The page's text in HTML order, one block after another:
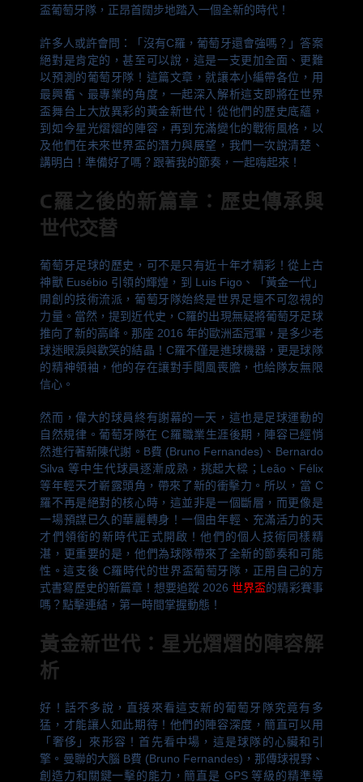
盃葡萄牙隊，正昂首闊步地踏入一個全新的時代！
許多人或許會問：「沒有C羅，葡萄牙還會強嗎？」答案
絕對是肯定的，甚至可以說，這是一支更加全面、更難
以預測的葡萄牙隊！這篇文章，就讓本小編帶各位，用
最興奮、最專業的角度，一起深入解析這支即將在世界
盃舞台上大放異彩的黃金新世代！從他們的歷史底蘊，
到如今星光熠熠的陣容，再到充滿變化的戰術風格，以
及他們在未來世界盃的潛力與展望，我們一次說清楚、
講明白！準備好了嗎？跟著我的節奏，一起嗨起來！
C羅之後的新篇章：歷史傳承與
世代交替
葡萄牙足球的歷史，可不是只有近十年才精彩！從上古
神獸 Eusébio 引領的輝煌，到 Luis Figo、「黃金一代」
開創的技術流派，葡萄牙隊始終是世界足壇不可忽視的
力量。當然，提到近代史，C羅的出現無疑將葡萄牙足球
推向了新的高峰。那座 2016 年的歐洲盃冠軍，是多少老
球迷眼淚與歡笑的結晶！C羅不僅是進球機器，更是球隊
的精神領袖，他的存在讓對手聞風喪膽，也給隊友無限
信心。
然而，偉大的球員終有謝幕的一天，這也是足球運動的
自然規律。葡萄牙隊在 C羅職業生涯後期，陣容已經悄
然進行著新陳代謝。B費 (Bruno Fernandes)、Bernardo
Silva 等中生代球員逐漸成熟，挑起大樑；Leão、Félix
等年輕天才嶄露頭角，帶來了新的衝擊力。所以，當 C
羅不再是絕對的核心時，這並非是一個斷層，而更像是
一場預謀已久的華麗轉身！一個由年輕、充滿活力的天
才們領銜的新時代正式開啟！他們的個人技術同樣精
湛，更重要的是，他們為球隊帶來了全新的節奏和可能
性。這支後 C羅時代的世界盃葡萄牙隊，正用自己的方
式書寫歷史的新篇章！想要追蹤 2026世界盃的精彩賽事
嗎？點擊連結，第一時間掌握動態！
黃金新世代：星光熠熠的陣容解
析
好！話不多說，直接來看這支新的葡萄牙隊究竟有多
猛，才能讓人如此期待！他們的陣容深度，簡直可以用
「奢侈」來形容！首先看中場，這是球隊的心臟和引
擎。曼聯的大腦 B費 (Bruno Fernandes)，那傳球視野、
創造力和關鍵一擊的能力，簡直是 GPS 等級的精準導